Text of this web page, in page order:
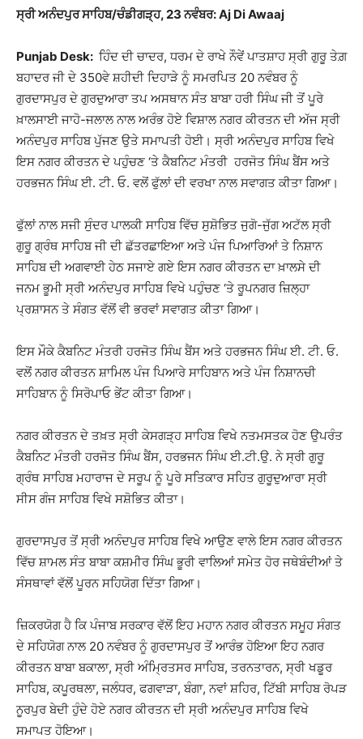
ਸ੍ਰੀ ਅਨੰਦਪੁਰ ਸਾਹਿਬ/ਚੰਡੀਗੜ੍ਹ, 23 ਨਵੰਬਰ: Aj Di Awaaj
Punjab Desk: ਹਿੰਦ ਦੀ ਚਾਦਰ, ਧਰਮ ਦੇ ਰਾਖੇ ਨੌਵੇਂ ਪਾਤਸ਼ਾਹ ਸ੍ਰੀ ਗੁਰੂ ਤੇਗ਼
ਬਹਾਦਰ ਜੀ ਦੇ 350ਵੇ ਸ਼ਹੀਦੀ ਦਿਹਾੜੇ ਨੂੰ ਸਮਰਪਿਤ 20 ਨਵੰਬਰ ਨੂੰ
ਗੁਰਦਾਸਪੁਰ ਦੇ ਗੁਰਦੁਆਰਾ ਤਪ ਅਸਥਾਨ ਸੰਤ ਬਾਬਾ ਹਰੀ ਸਿੰਘ ਜੀ ਤੋਂ ਪੂਰੇ
ਖ਼ਾਲਸਾਈ ਜਾਹੋ-ਜਲਾਲ ਨਾਲ ਅਰੰਭ ਹੋਏ ਵਿਸ਼ਾਲ ਨਗਰ ਕੀਰਤਨ ਦੀ ਅੱਜ ਸ੍ਰੀ
ਅਨੰਦਪੁਰ ਸਾਹਿਬ ਪੁੱਜਣ ਉਤੇ ਸਮਾਪਤੀ ਹੋਈ। ਸ੍ਰੀ ਅਨੰਦਪੁਰ ਸਾਹਿਬ ਵਿਖੇ
ਇਸ ਨਗਰ ਕੀਰਤਨ ਦੇ ਪਹੁੰਚਣ ‘ਤੇ ਕੈਬਨਿਟ ਮੰਤਰੀ ਹਰਜੋਤ ਸਿੰਘ ਬੈਂਸ ਅਤੇ
ਹਰਭਜਨ ਸਿੰਘ ਈ. ਟੀ. ਓ. ਵਲੋਂ ਫੁੱਲਾਂ ਦੀ ਵਰਖਾ ਨਾਲ ਸਵਾਗਤ ਕੀਤਾ ਗਿਆ।
ਫੁੱਲਾਂ ਨਾਲ ਸਜੀ ਸੁੰਦਰ ਪਾਲਕੀ ਸਾਹਿਬ ਵਿੱਚ ਸੁਸ਼ੋਭਿਤ ਜੁਗੋ-ਜੁੱਗ ਅਟੱਲ ਸ੍ਰੀ
ਗੁਰੂ ਗ੍ਰੰਥ ਸਾਹਿਬ ਜੀ ਦੀ ਛੱਤਰਛਾਇਆ ਅਤੇ ਪੰਜ ਪਿਆਰਿਆਂ ਤੇ ਨਿਸ਼ਾਨ
ਸਾਹਿਬ ਦੀ ਅਗਵਾਈ ਹੇਠ ਸਜਾਏ ਗਏ ਇਸ ਨਗਰ ਕੀਰਤਨ ਦਾ ਖ਼ਾਲਸੇ ਦੀ
ਜਨਮ ਭੂਮੀ ਸ੍ਰੀ ਅਨੰਦਪੁਰ ਸਾਹਿਬ ਵਿਖੇ ਪਹੁੰਚਣ ‘ਤੇ ਰੂਪਨਗਰ ਜ਼ਿਲ੍ਹਾ
ਪ੍ਰਸ਼ਾਸਨ ਤੇ ਸੰਗਤ ਵੱਲੋਂ ਵੀ ਭਰਵਾਂ ਸਵਾਗਤ ਕੀਤਾ ਗਿਆ।
ਇਸ ਮੌਕੇ ਕੈਬਨਿਟ ਮੰਤਰੀ ਹਰਜੋਤ ਸਿੰਘ ਬੈਂਸ ਅਤੇ ਹਰਭਜਨ ਸਿੰਘ ਈ. ਟੀ. ਓ.
ਵਲੋਂ ਨਗਰ ਕੀਰਤਨ ਸ਼ਾਮਿਲ ਪੰਜ ਪਿਆਰੇ ਸਾਹਿਬਾਨ ਅਤੇ ਪੰਜ ਨਿਸ਼ਾਨਚੀ
ਸਾਹਿਬਾਨ ਨੂੰ ਸਿਰੋਪਾਓ ਭੇਂਟ ਕੀਤਾ ਗਿਆ।
ਨਗਰ ਕੀਰਤਨ ਦੇ ਤਖ਼ਤ ਸ੍ਰੀ ਕੇਸਗੜ੍ਹ ਸਾਹਿਬ ਵਿਖੇ ਨਤਮਸਤਕ ਹੋਣ ਉਪਰੰਤ
ਕੈਬਨਿਟ ਮੰਤਰੀ ਹਰਜੋਤ ਸਿੰਘ ਬੈਂਸ, ਹਰਭਜਨ ਸਿੰਘ ਈ.ਟੀ.ਉ. ਨੇ ਸ੍ਰੀ ਗੁਰੂ
ਗ੍ਰੰਥ ਸਾਹਿਬ ਮਹਾਰਾਜ ਦੇ ਸਰੂਪ ਨੂੰ ਪੂਰੇ ਸਤਿਕਾਰ ਸਹਿਤ ਗੁਰੂਦੁਆਰਾ ਸ੍ਰੀ
ਸੀਸ ਗੰਜ ਸਾਹਿਬ ਵਿਖੇ ਸਸ਼ੋਭਿਤ ਕੀਤਾ।
ਗੁਰਦਾਸਪੁਰ ਤੋਂ ਸ੍ਰੀ ਅਨੰਦਪੁਰ ਸਾਹਿਬ ਵਿਖੇ ਆਉਣ ਵਾਲੇ ਇਸ ਨਗਰ ਕੀਰਤਨ
ਵਿੱਚ ਸ਼ਾਮਲ ਸੰਤ ਬਾਬਾ ਕਸ਼ਮੀਰ ਸਿੰਘ ਭੂਰੀ ਵਾਲਿਆਂ ਸਮੇਤ ਹੋਰ ਜਥੇਬੰਦੀਆਂ ਤੇ
ਸੰਸਥਾਵਾਂ ਵੱਲੋਂ ਪੂਰਨ ਸਹਿਯੋਗ ਦਿੱਤਾ ਗਿਆ।
ਜ਼ਿਕਰਯੋਗ ਹੈ ਕਿ ਪੰਜਾਬ ਸਰਕਾਰ ਵੱਲੋਂ ਇਹ ਮਹਾਨ ਨਗਰ ਕੀਰਤਨ ਸਮੂਹ ਸੰਗਤ
ਦੇ ਸਹਿਯੋਗ ਨਾਲ 20 ਨਵੰਬਰ ਨੂੰ ਗੁਰਦਾਸਪੁਰ ਤੋਂ ਆਰੰਭ ਹੋਇਆ ਇਹ ਨਗਰ
ਕੀਰਤਨ ਬਾਬਾ ਬਕਾਲਾ, ਸ੍ਰੀ ਅੰਮ੍ਰਿਤਸਰ ਸਾਹਿਬ, ਤਰਨਤਾਰਨ, ਸ੍ਰੀ ਖਡੂਰ
ਸਾਹਿਬ, ਕਪੂਰਥਲਾ, ਜਲੰਧਰ, ਫਗਵਾੜਾ, ਬੰਗਾ, ਨਵਾਂ ਸ਼ਹਿਰ, ਟਿੱਬੀ ਸਾਹਿਬ ਰੋਪੜ
ਨੂਰਪੁਰ ਬੇਦੀ ਹੁੰਦੇ ਹੋਏ ਨਗਰ ਕੀਰਤਨ ਦੀ ਸ੍ਰੀ ਅਨੰਦਪੁਰ ਸਾਹਿਬ ਵਿਖੇ
ਸਮਾਪਤ ਹੋਇਆ।